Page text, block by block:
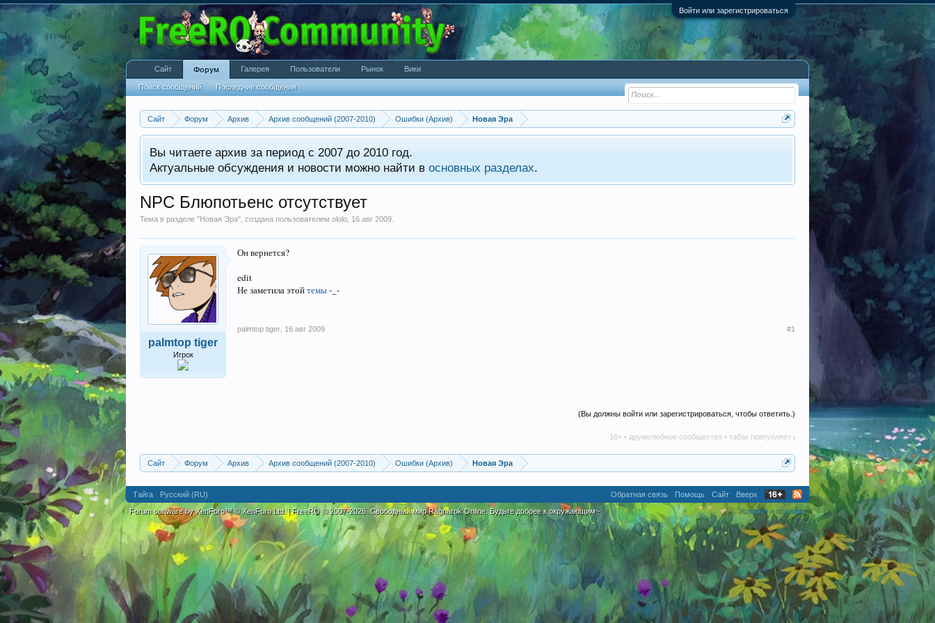
Войти или зарегистрироваться
Сайт Форум Архив Архив сообщений (2007-2010) Ошибки (Архив) Новая Эра
Вы читаете архив за период с 2007 до 2010 год.
Актуальные обсуждения и новости можно найти в основных разделах.
NPC Блюпотьенс отсутствует
Тема в разделе "Новая Эра", создана пользователем ololo 16 авг 2009
palmtop tiger
Игрок
Он вернется?
edit
Не заметила этойтемы-_-
palmtop tiger 16 авг 2009 #1
(Вы должны войти или зарегистрироваться, чтобы ответить.)
16+ • дружелюбное сообщество • табак притупляет инициативу • алкоголь наносит вред в любом
Сайт Форум Архив Архив сообщений (2007-2010) Ошибки (Архив) Новая Эра
Сайт Форум
Поиск сообщений Последние сообщения
Галерея Пользователи Рынок Вики
Тайга Русский (RU) Обратная связь Помощь Сайт
Вверх
Условия и правила
Forum software by XenForo™© XenForo Ltd.|FreeRO ©2007-2026. Свободный мир Ragnarok Online. Будьте добрее к окружающим~